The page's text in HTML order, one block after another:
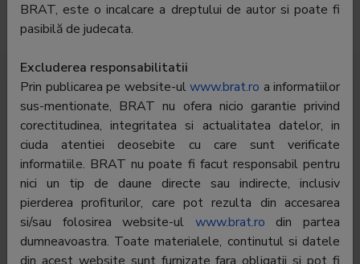
Departament
publicitate:
-
Traffic Romania Global traffic Audience
Audience profile
To see all the data you must belogged in
BRAT, este o incalcare a dreptului de autor si poate fi
pasibilă de judecata.
Excluderea responsabilitatii
Prin publicarea pe website-ulwww.brat.ro a informatiilor
sus-mentionate, BRAT nu ofera nicio garantie privind
corectitudinea, integritatea si actualitatea datelor, in
ciuda atentiei deosebite cu care sunt verificate
informatiile. BRAT nu poate fi facut responsabil pentru
nici un tip de daune directe sau indirecte, inclusiv
pierderea profiturilor, care pot rezulta din accesarea
si/sau folosirea website-ul www.brat.ro din partea
dumneavoastra. Toate materialele, continutul si datele